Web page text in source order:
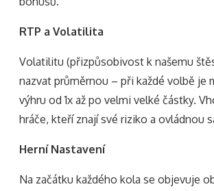
RTP a Volatilita
Volatilitu (přizpůsobivost k našemu
nazvat průměrnou – při každé volbě je
výhru od 1x až po velmi velké částky.
hráče, kteří znají své riziko a ovládnou
Herní Nastavení
Na začátku každého kola se objevuje